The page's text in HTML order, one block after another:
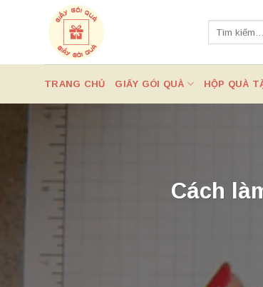
dung
TRANG CHỦ GIẤY GÓI QUÀ HỘP QUÀ
Cách